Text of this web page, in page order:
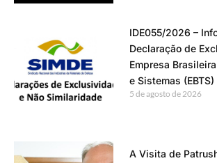
IDE055/2026 –
Declaração de
Empresa
e Sistemas (EBTS)
5 de agosto de 2026
A Visita de